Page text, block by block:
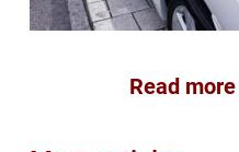
Read